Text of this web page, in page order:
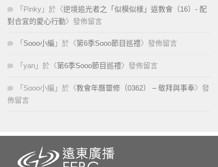
「 Pinky 」於〈逆境追光者之「似模似樣」返教會（16）- 配
對合宜的愛心行動〉發佈留言
「 Sooo小編 」於〈第6季Sooo節目巡禮〉發佈留言
「 yan 」於〈第6季Sooo節目巡禮〉發佈留言
「 Sooo小編 」於〈教會年曆靈修（0362） – 敬拜與事奉〉發
佈留言